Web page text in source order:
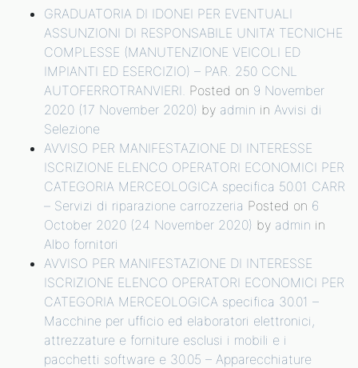
GRADUATORIA DI IDONEI PER EVENTUALI
ASSUNZIONI DI RESPONSABILE UNITA’ TECNICHE
COMPLESSE (MANUTENZIONE VEICOLI ED
IMPIANTI ED ESERCIZIO) – PAR. 250 CCNL
AUTOFERROTRANVIERI. Posted on 9 November
2020 (17 November 2020) by admin in Avvisi di
Selezione
AVVISO PER MANIFESTAZIONE DI INTERESSE
ISCRIZIONE ELENCO OPERATORI ECONOMICI PER
CATEGORIA MERCEOLOGICA specifica 50.01 CARR
– Servizi di riparazione carrozzeria Posted on 6
October 2020 (24 November 2020) by admin in
Albo fornitori
AVVISO PER MANIFESTAZIONE DI INTERESSE
ISCRIZIONE ELENCO OPERATORI ECONOMICI PER
CATEGORIA MERCEOLOGICA specifica 30.01 –
Macchine per ufficio ed elaboratori elettronici,
attrezzature e forniture esclusi i mobili e i
pacchetti software e 30.05 – Apparecchiature